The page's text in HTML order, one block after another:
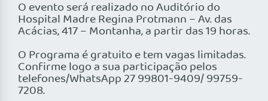
O evento será realizado no Auditório do
Hospital Madre Regina Protmann – Av. das
Acácias, 417 – Montanha, a partir das 19 horas.
O Programa é gratuito e tem vagas limitadas.
Confirme logo a sua participação pelos
telefones/WhatsApp 27 99801-9409/ 99759-
7208.